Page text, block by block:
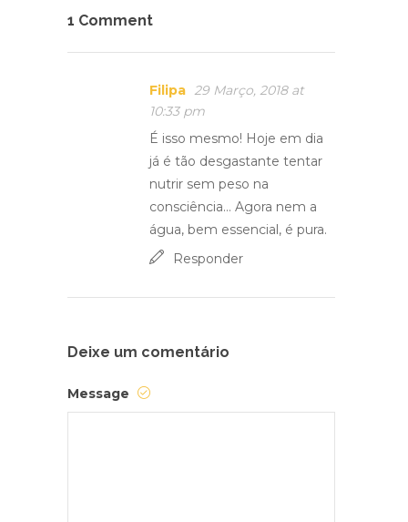
1 Comment
Filipa 29 Março, 2018 at
10:33 pm
É isso mesmo! Hoje em dia
já é tão desgastante tentar
nutrir sem peso na
consciência… Agora nem a
água, bem essencial, é pura.
Responder
Deixe um comentário
Message